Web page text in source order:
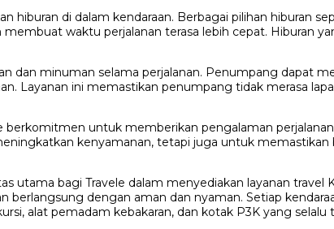
hiburan di dalam kendaraan. Berbagai pilihan hiburan
waktu perjalanan terasa lebih cepat. Hiburan
dan minuman selama perjalanan. Penumpang dapat
Layanan ini memastikan penumpang tidak merasa
berkomitmen untuk memberikan pengalaman
kenyamanan, tetapi juga untuk
utama bagi Travele dalam menyediakan layanan
dengan aman dan nyaman. Setiap
alat pemadam kebakaran, dan kotak P3K yang selalu